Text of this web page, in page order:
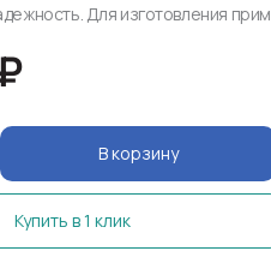
Для изготовления
В корзину
Купить в 1 клик